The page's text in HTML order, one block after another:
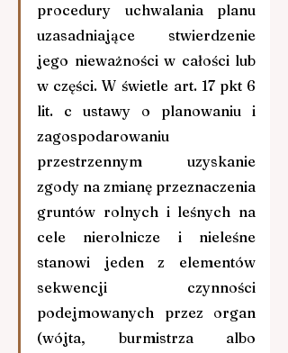
procedury uchwalania planu
uzasadniające stwierdzenie
jego nieważności w całości lub
w części. W świetle art. 17 pkt 6
lit. c ustawy o planowaniu i
zagospodarowaniu
przestrzennym uzyskanie
zgody na zmianę przeznaczenia
gruntów rolnych i leśnych na
cele nierolnicze i nieleśne
stanowi jeden z elementów
sekwencji czynności
podejmowanych przez organ
(wójta, burmistrza albo